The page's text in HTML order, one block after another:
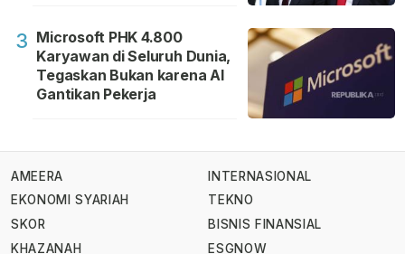
3 Microsoft PHK 4.800
Karyawan di Seluruh Dunia,
Tegaskan Bukan karena AI
Gantikan Pekerja
AMEERA
EKONOMI SYARIAH
SKOR
KHAZANAH
INTERNASIONAL
TEKNO
BISNIS FINANSIAL
ESGNOW